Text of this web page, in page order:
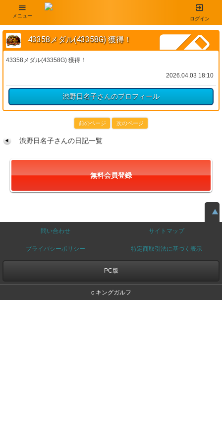
ログイン
メニュー
43358メダル(43358G) 獲得！
43358メダル(43358G) 獲得！
2026.04.03 18:10
渋野日名子さんのプロフィール
前のページ 次のページ
渋野日名子さんの日記一覧
無料会員登録
問い合わせ サイトマップ
プライバシーポリシー 特定商取引法に基づく表示
PC版
c キングガルフ